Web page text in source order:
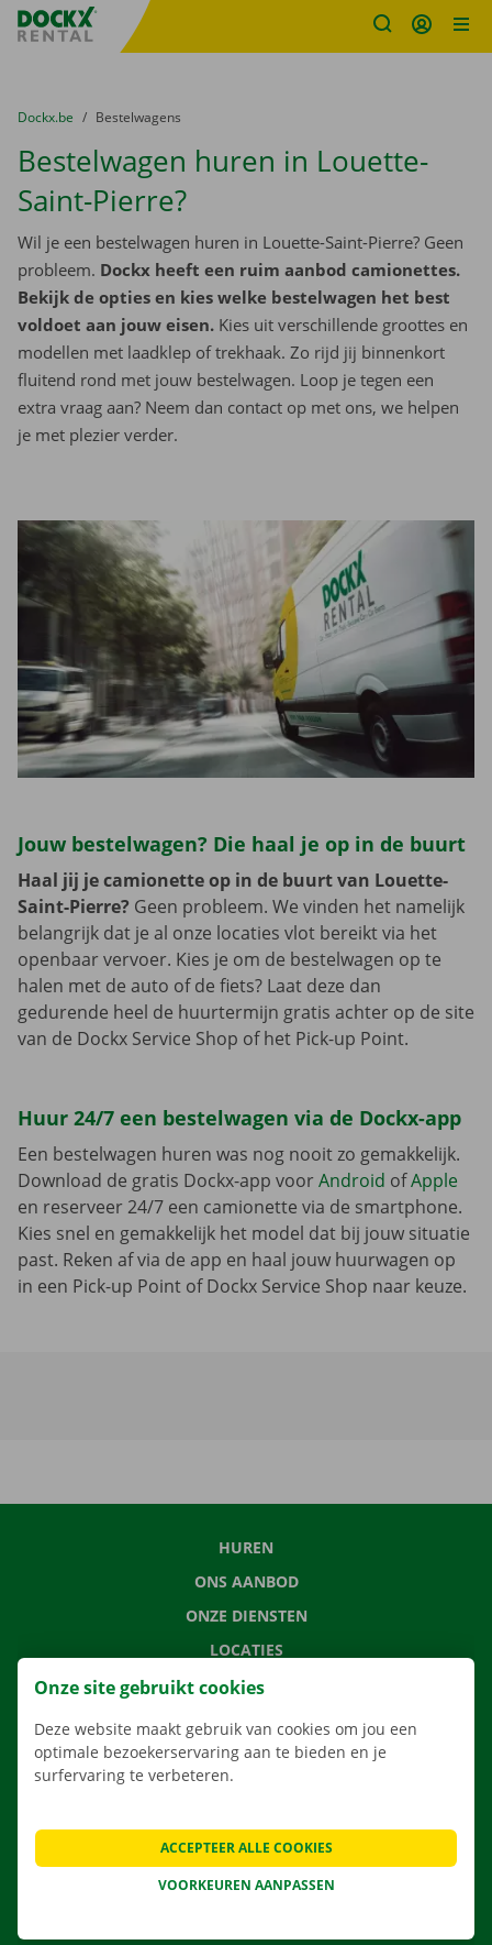
Fratello DEMO
U bevindt zich hier:
van
Dockx.be naar
Bestelwagens
Bestelwagen huren in Louette-
Saint-Pierre?
Wil je een bestelwagen huren in Louette-Saint-Pierre? Geen
probleem. Dockx heeft een ruim aanbod camionettes.
Bekijk de opties en kies welke bestelwagen het best
voldoet aan jouw eisen. Kies uit verschillende groottes en
modellen met laadklep of trekhaak. Zo rijd jij binnenkort
fluitend rond met jouw bestelwagen. Loop je tegen een
extra vraag aan? Neem dan contact op met ons, we helpen
je met plezier verder.
Jouw bestelwagen? Die haal je op in de buurt
Haal jij je camionette op in de buurt van Louette-
Saint-Pierre? Geen probleem. We vinden het namelijk
belangrijk dat je al onze locaties vlot bereikt via het
openbaar vervoer. Kies je om de bestelwagen op te
halen met de auto of de fiets? Laat deze dan
gedurende heel de huurtermijn gratis achter op de site
van de Dockx Service Shop of het Pick-up Point.
Huur 24/7 een bestelwagen via de Dockx-app
Een bestelwagen huren was nog nooit zo gemakkelijk.
Download de gratis Dockx-app voorAndroid ofApple
en reserveer 24/7 een camionette via de smartphone.
Kies snel en gemakkelijk het model dat bij jouw situatie
past. Reken af via de app en haal jouw huurwagen op
in een Pick-up Point of Dockx Service Shop naar keuze.
HUREN
ONS AANBOD
ONZE DIENSTEN
LOCATIES
APP
VERHUISOPLOSSINGEN
VEELGESTELDE VRAGEN
NIEUWS
Onze site gebruikt cookies
Deze website maakt gebruik van cookies om jou een
optimale bezoekerservaring aan te bieden en je
surfervaring te verbeteren.
VOORKEUREN AANPASSEN
ACCEPTEER ALLE COOKIES